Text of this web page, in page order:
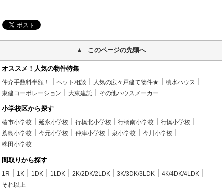
このページの先頭へ
オススメ！人気の物件特集
仲介手数料半額！ ペット相談 人気の広々戸建て物件★
積水ハウス
東建コーポレーション
大東建託 その他ハウスメーカー
小学校区から探す
椿市小学校 延永小学校 行橋北小学校 行橋南小学校
行橋小学校
蓑島小学校
今元小学校 仲津小学校 泉小学校
今川小学校
稗田小学校
間取りから探す
1R 1K 1DK 1LDK 2K/2DK/2LDK 3K/3DK/3LDK
4K/4DK/4LDK
それ以上